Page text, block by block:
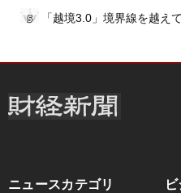
「越境3.0」境界線を越え
ニュースカテゴリ